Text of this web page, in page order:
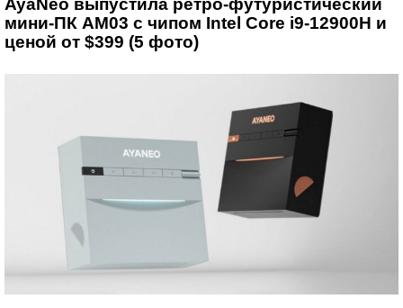
AyaNeo выпустила ретро-футуристический
мини-ПК AM03 с чипом Intel Core i9-12900H и
ценой от $399 (5 фото)